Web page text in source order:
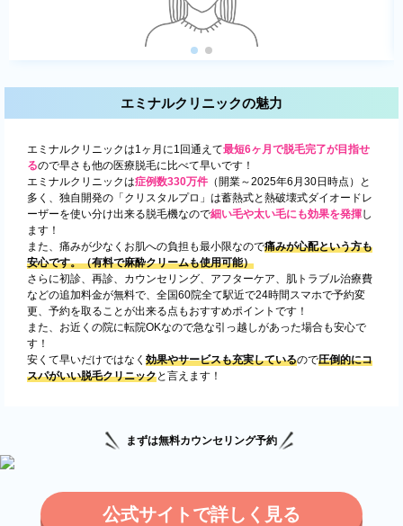
エミナルクリニックの魅力
エミナルクリニックは1ヶ月に1回通えて最短6ヶ月で脱毛完了が目指せ
るので早さも他の医療脱毛に比べて早いです！
エミナルクリニックは症例数330万件 （開業～2025年6月30日時点）と
多く、独自開発の「クリスタルプロ」は蓄熱式と熱破壊式ダイオードレ
ーザーを使い分け出来る脱毛機なので細い毛や太い毛にも効果を発揮し
ます！
また、痛みが少なくお肌への負担も最小限なので痛みが心配という方も
安心です。（有料で麻酔クリームも使用可能）
さらに初診、再診、カウンセリング、アフターケア、肌トラブル治療費
などの追加料金が無料で、全国60院全て駅近で24時間スマホで予約変
更、予約を取ることが出来る点もおすすめポイントです！
また、お近くの院に転院OKなので急な引っ越しがあった場合も安心で
す！
安くて早いだけではなく 効果やサービスも充実しているので圧倒的にコ
スパがいい脱毛クリニックと言えます！
まずは無料カウンセリング予約
公式サイトで詳しく見る